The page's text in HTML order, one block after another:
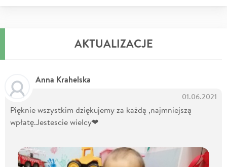
AKTUALIZACJE
Anna Krahelska
01.06.2021
Pięknie wszystkim dziękujemy za każdą ,najmniejszą
wpłatę.Jestescie wielcy❤